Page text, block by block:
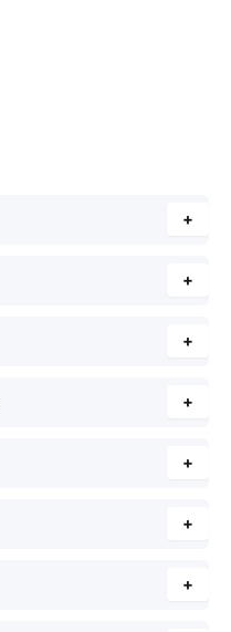
+
+
+
+
+
+
+